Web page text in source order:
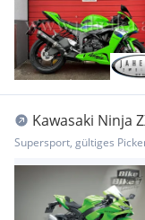
Kawasaki Ninja
auf Anfrage
Supersport, gültiges